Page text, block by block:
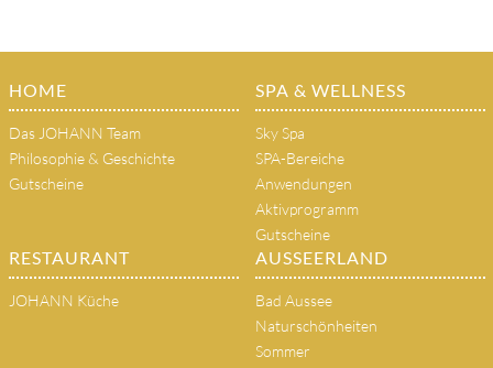
HOME
Das JOHANN Team
Philosophie & Geschichte
Gutscheine
SPA & WELLNESS
Sky Spa
SPA-Bereiche
Anwendungen
Aktivprogramm
Gutscheine
RESTAURANT
JOHANN Küche
AUSSEERLAND
Bad Aussee
Naturschönheiten
Sommer